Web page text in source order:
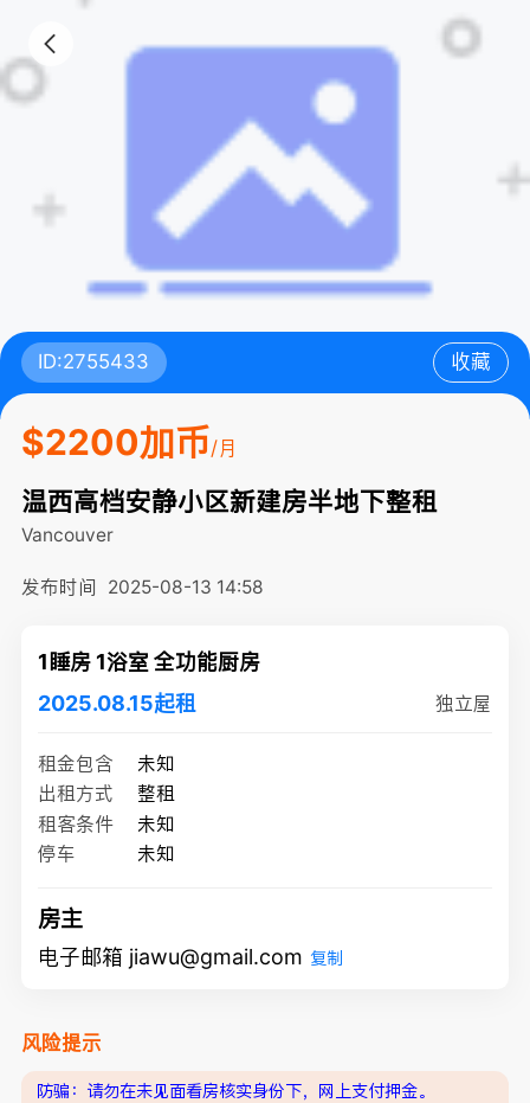
ID:2755433 收藏
$2200加币/月
温西高档安静小区新建房半地下整租
Vancouver
发布时间 2025-08-13 14:58
1睡房 1浴室 全功能厨房
2025.08.15起租
独立屋
租金包含
未知
出租方式
整租
租客条件
未知
停车
未知
房主
电子邮箱 jiawu@gmail.com 复制
风险提示
防骗：请勿在未见面看房核实身份下，网上支付押金。